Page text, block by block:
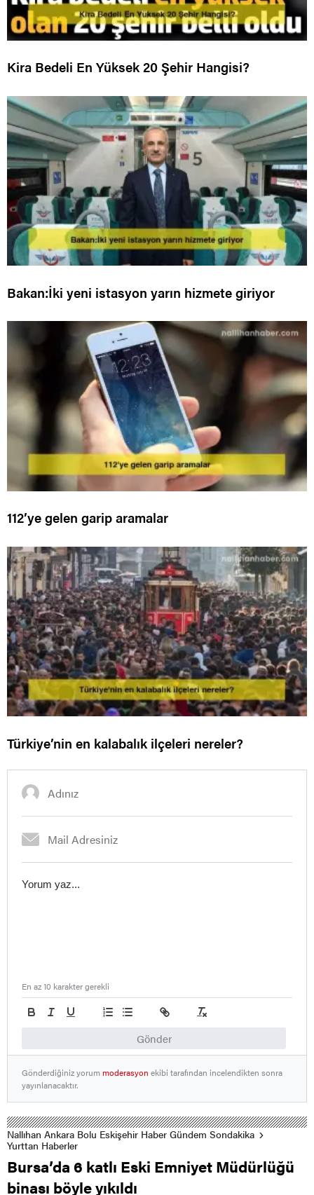
Kira Bedeli En Yüksek 20 Şehir Hangisi?
Bakan:İki yeni istasyon yarın hizmete giriyor
112’ye gelen garip aramalar
Türkiye’nin en kalabalık ilçeleri nereler?
Gönder
En az 10 karakter gerekli
Gönderdiğiniz yorummoderasyon ekibi tarafından incelendikten sonra
yayınlanacaktır.
Nallıhan Ankara Bolu Eskişehir Haber Gündem Sondakika
Yurttan Haberler
Bursa’da 6 katlı Eski Emniyet Müdürlüğü
binası böyle yıkıldı